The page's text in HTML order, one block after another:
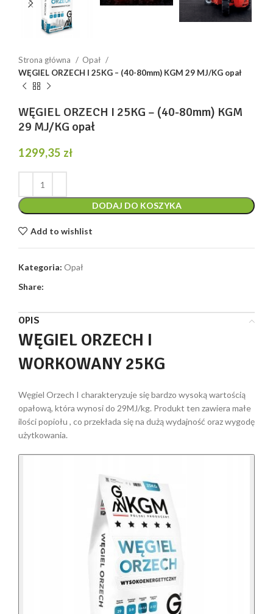
Strona główna
Opał
WĘGIEL ORZECH I 25KG – (40-80mm) KGM 29 MJ/KG opał
WĘGIEL ORZECH I 25KG – (40-80mm) KGM
29 MJ/KG opał
1299,35 zł
DODAJ DO KOSZYKA
Add to wishlist
Kategoria: Opał
Share:
OPIS
WĘGIEL ORZECH I
WORKOWANY 25KG
Węgiel Orzech I charakteryzuje się bardzo wysoką wartością
opałową, która wynosi do 29MJ/kg. Produkt ten zawiera małe
ilości popiołu , co przekłada się na dużą wydajność oraz wygodę
użytkowania.